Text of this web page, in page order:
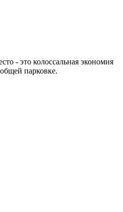
- это колоссальная экономия
парковке.